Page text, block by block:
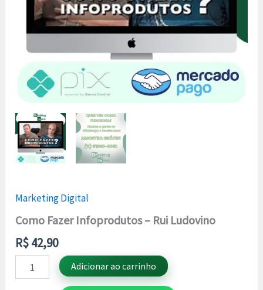
Marketing Digital
Como Fazer Infoprodutos – Rui Ludovino
R$42,90
Adicionar ao carrinho